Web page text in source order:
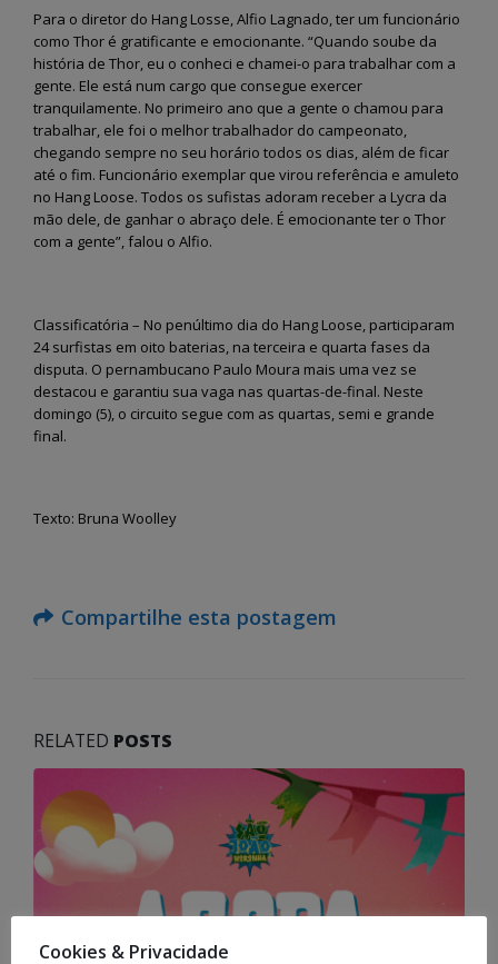
Para o diretor do Hang Losse, Alfio Lagnado, ter um funcionário
como Thor é gratificante e emocionante. “Quando soube da
história de Thor, eu o conheci e chamei-o para trabalhar com a
gente. Ele está num cargo que consegue exercer
tranquilamente. No primeiro ano que a gente o chamou para
trabalhar, ele foi o melhor trabalhador do campeonato,
chegando sempre no seu horário todos os dias, além de ficar
até o fim. Funcionário exemplar que virou referência e amuleto
no Hang Loose. Todos os sufistas adoram receber a Lycra da
mão dele, de ganhar o abraço dele. É emocionante ter o Thor
com a gente”, falou o Alfio.
Classificatória – No penúltimo dia do Hang Loose, participaram
24 surfistas em oito baterias, na terceira e quarta fases da
disputa. O pernambucano Paulo Moura mais uma vez se
destacou e garantiu sua vaga nas quartas-de-final. Neste
domingo (5), o circuito segue com as quartas, semi e grande
final.
Texto: Bruna Woolley
Compartilhe esta postagem
RELATED POSTS
Cookies & Privacidade